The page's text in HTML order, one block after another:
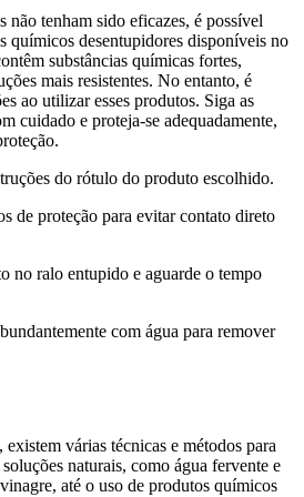
não tenham sido eficazes, é possível
químicos desentupidores disponíveis no
substâncias químicas fortes,
mais resistentes. No entanto, é
ao utilizar esses produtos. Siga as
cuidado e proteja-se adequadamente,
do rótulo do produto escolhido.
de proteção para evitar contato direto
no ralo entupido e aguarde o tempo
com água para remover
várias técnicas e métodos para
naturais, como água fervente e
até o uso de produtos químicos